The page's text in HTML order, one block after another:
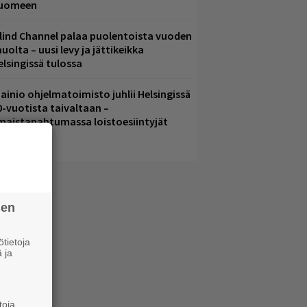
Channel palaa puolentoista vuoden
– uusi levy ja jättikeikka
tulossa
ohjelmatoimisto juhlii Helsingissä
vuotista taivaltaan –
loistoesiintyjät
ja